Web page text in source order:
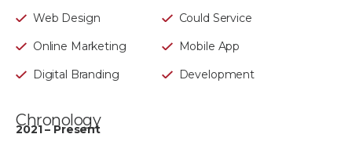
Web Design
Online Marketing
Digital Branding
Could Service
Mobile App
Development
Chronology
2021 – Present